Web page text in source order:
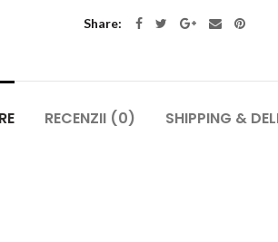
Share
RECENZII (0) SHIPPING &